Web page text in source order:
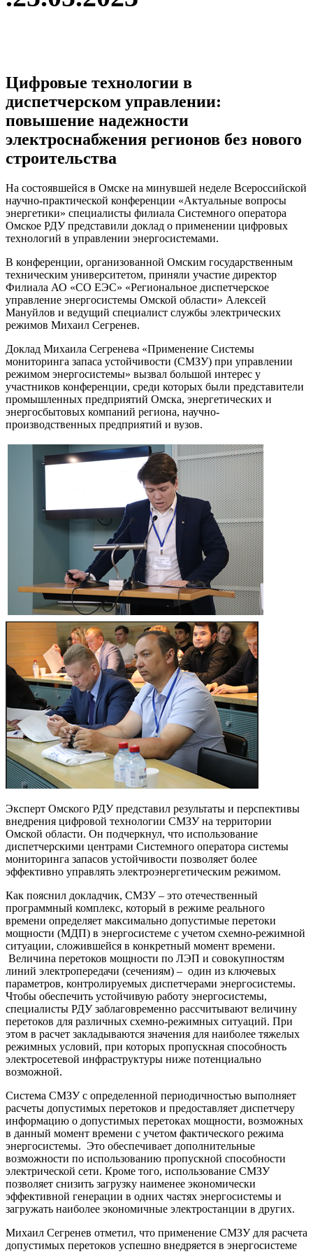
Цифровые технологии в
диспетчерском управлении:
повышение надежности
электроснабжения регионов без нового
строительства
На состоявшейся в Омске на минувшей неделе Всероссийской
научно-практической конференции «Актуальные вопросы
энергетики» специалисты филиала Системного оператора
Омское РДУ представили доклад о применении цифровых
технологий в управлении энергосистемами.
В конференции, организованной Омским государственным
техническим университетом, приняли участие директор
Филиала АО «СО ЕЭС» «Региональное диспетчерское
управление энергосистемы Омской области» Алексей
Мануйлов и ведущий специалист службы электрических
режимов Михаил Сегренев.
Доклад Михаила Сегренева «Применение Системы
мониторинга запаса устойчивости (СМЗУ) при управлении
режимом энергосистемы» вызвал большой интерес у
участников конференции, среди которых были представители
промышленных предприятий Омска, энергетических и
энергосбытовых компаний региона, научно-
производственных предприятий и вузов.
Эксперт Омского РДУ представил результаты и перспективы
внедрения цифровой технологии СМЗУ на территории
Омской области. Он подчеркнул, что использование
диспетчерскими центрами Системного оператора системы
мониторинга запасов устойчивости позволяет более
эффективно управлять электроэнергетическим режимом.
Как пояснил докладчик, СМЗУ – это отечественный
программный комплекс, который в режиме реального
времени определяет максимально допустимые перетоки
мощности (МДП) в энергосистеме с учетом схемно-режимной
ситуации, сложившейся в конкретный момент времени.
Величина перетоков мощности по ЛЭП и совокупностям
линий электропередачи (сечениям) – один из ключевых
параметров, контролируемых диспетчерами энергосистемы.
Чтобы обеспечить устойчивую работу энергосистемы,
специалисты РДУ заблаговременно рассчитывают величину
перетоков для различных схемно-режимных ситуаций. При
этом в расчет закладываются значения для наиболее тяжелых
режимных условий, при которых пропускная способность
электросетевой инфраструктуры ниже потенциально
возможной.
Система СМЗУ с определенной периодичностью выполняет
расчеты допустимых перетоков и предоставляет диспетчеру
информацию о допустимых перетоках мощности, возможных
в данный момент времени с учетом фактического режима
энергосистемы. Это обеспечивает дополнительные
возможности по использованию пропускной способности
электрической сети. Кроме того, использование СМЗУ
позволяет снизить загрузку наименее экономически
эффективной генерации в одних частях энергосистемы и
загружать наиболее экономичные электростанции в других.
Михаил Сегренев отметил, что применение СМЗУ для расчета
допустимых перетоков успешно внедряется в энергосистеме
Images/ss2.jpg"